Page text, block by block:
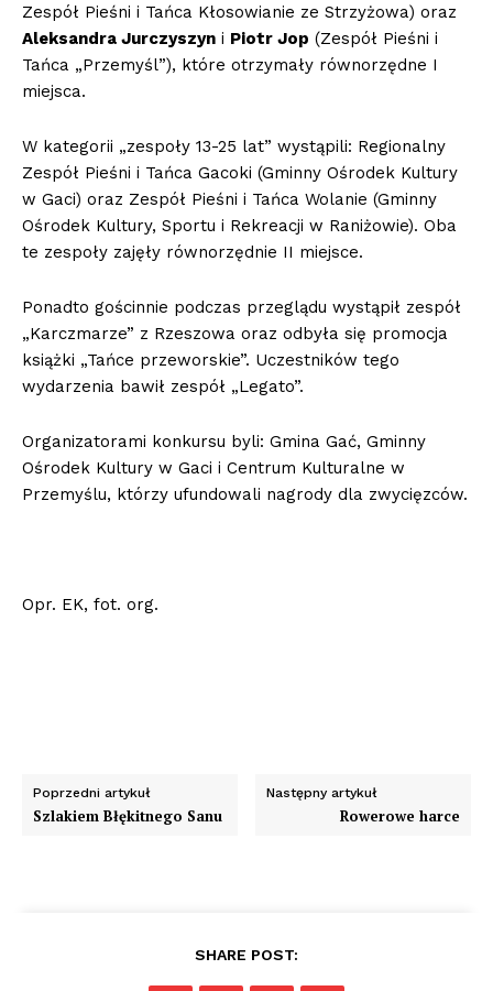
Zespół Pieśni i Tańca Kłosowianie ze Strzyżowa) oraz
Aleksandra Jurczyszyn i Piotr Jop (Zespół Pieśni i
Tańca „Przemyśl”), które otrzymały równorzędne I
miejsca.
W kategorii „zespoły 13-25 lat” wystąpili: Regionalny
Zespół Pieśni i Tańca Gacoki (Gminny Ośrodek Kultury
w Gaci) oraz Zespół Pieśni i Tańca Wolanie (Gminny
Ośrodek Kultury, Sportu i Rekreacji w Raniżowie). Oba
te zespoły zajęły równorzędnie II miejsce.
Ponadto gościnnie podczas przeglądu wystąpił zespół
„Karczmarze” z Rzeszowa oraz odbyła się promocja
książki „Tańce przeworskie”. Uczestników tego
wydarzenia bawił zespół „Legato”.
Organizatorami konkursu byli: Gmina Gać, Gminny
Ośrodek Kultury w Gaci i Centrum Kulturalne w
Przemyślu, którzy ufundowali nagrody dla zwycięzców.
Opr. EK, fot. org.
Poprzedni artykuł
Szlakiem Błękitnego Sanu
Następny artykuł
Rowerowe harce
SHARE POST: